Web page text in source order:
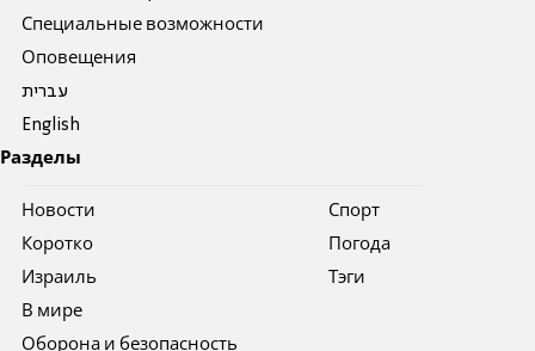
Специальные возможности
Оповещения
עברית
English
Разделы
Новости
Коротко
Израиль
В мире
Оборона и безопасность
Спорт
Погода
Тэги